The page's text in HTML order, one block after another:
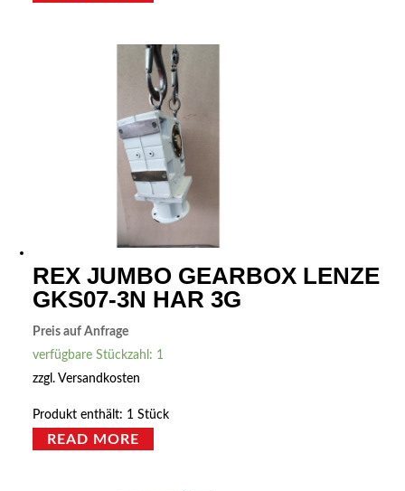
REX JUMBO GEARBOX LENZE
GKS07-3N HAR 3G
Preis auf Anfrage
verfügbare Stückzahl: 1
zzgl. Versandkosten
Produkt enthält: 1Stück
READ MORE